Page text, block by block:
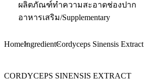
ผลิตภัณฑ์ทำความสะอาดช่องปาก
อาหารเสริม/Supplementary
HomeIngredientCordyceps Sinensis Extract
CORDYCEPS SINENSIS EXTRACT